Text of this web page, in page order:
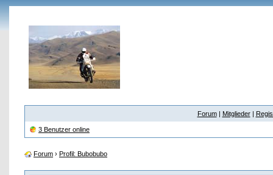
Forum| Mitglieder|
3 Benutzer online
Forum › Profil: Bubobubo